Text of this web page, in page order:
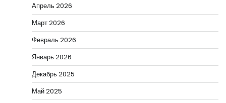
Апрель 2026
Март 2026
Февраль 2026
Январь 2026
Декабрь 2025
Май 2025